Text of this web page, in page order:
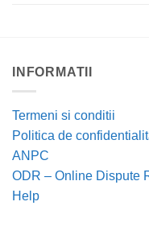
INFORMATII
Termeni si conditii
Politica de
ANPC
ODR – Online Dispute
Help